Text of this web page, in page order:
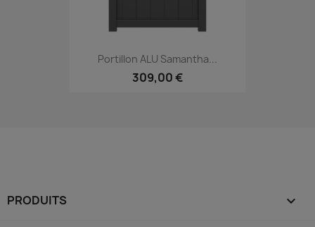
Portillon ALU Samantha...
309,00 €
PRODUITS 